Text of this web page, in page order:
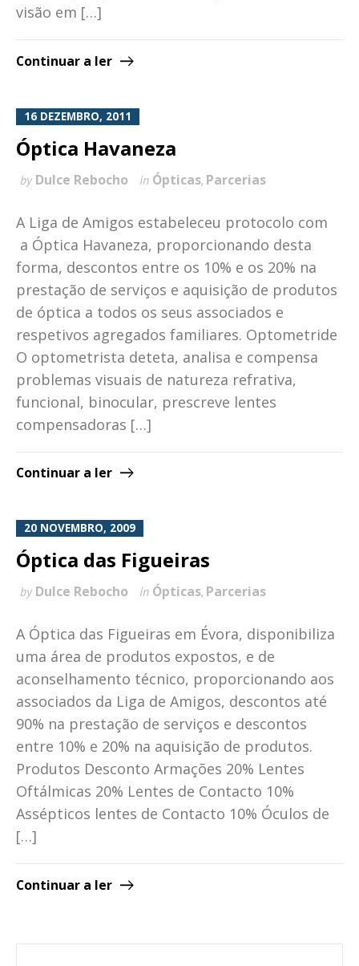
visão em […]
Continuar a ler
16 DEZEMBRO, 2011
Óptica Havaneza
by Dulce Rebocho in Ópticas, Parcerias
A Liga de Amigos estabeleceu protocolo com
a Óptica Havaneza, proporcionando desta
forma, descontos entre os 10% e os 20% na
prestação de serviços e aquisição de produtos
de óptica a todos os seus associados e
respetivos agregados familiares. Optometride
O optometrista deteta, analisa e compensa
problemas visuais de natureza refrativa,
funcional, binocular, prescreve lentes
compensadoras […]
Continuar a ler
20 NOVEMBRO, 2009
Óptica das Figueiras
by Dulce Rebocho in Ópticas, Parcerias
A Óptica das Figueiras em Évora, disponibiliza
uma área de produtos expostos, e de
aconselhamento técnico, proporcionando aos
associados da Liga de Amigos, descontos até
90% na prestação de serviços e descontos
entre 10% e 20% na aquisição de produtos.
Produtos Desconto Armações 20% Lentes
Oftálmicas 20% Lentes de Contacto 10%
Assépticos lentes de Contacto 10% Óculos de
[…]
Continuar a ler